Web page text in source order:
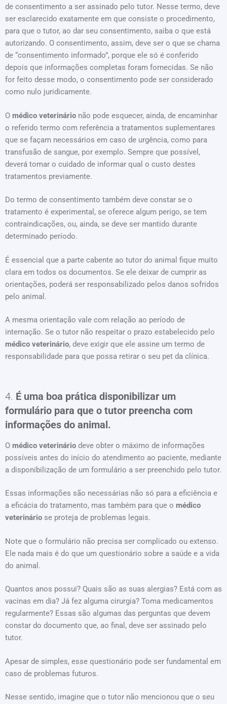
de consentimento a ser assinado pelo tutor. Nesse termo, deve
ser esclarecido exatamente em que consiste o procedimento,
para que o tutor, ao dar seu consentimento, saiba o que está
autorizando. O consentimento, assim, deve ser o que se chama
de “consentimento informado”, porque ele só é conferido
depois que informações completas foram fornecidas. Se não
for feito desse modo, o consentimento pode ser considerado
como nulo juridicamente.
O médico veterinário não pode esquecer, ainda, de encaminhar
o referido termo com referência a tratamentos suplementares
que se façam necessários em caso de urgência, como para
transfusão de sangue, por exemplo. Sempre que possível,
deverá tomar o cuidado de informar qual o custo destes
tratamentos previamente.
Do termo de consentimento também deve constar se o
tratamento é experimental, se oferece algum perigo, se tem
contraindicações, ou, ainda, se deve ser mantido durante
determinado período.
É essencial que a parte cabente ao tutor do animal fique muito
clara em todos os documentos. Se ele deixar de cumprir as
orientações, poderá ser responsabilizado pelos danos sofridos
pelo animal.
A mesma orientação vale com relação ao período de
internação. Se o tutor não respeitar o prazo estabelecido pelo
médico veterinário, deve exigir que ele assine um termo de
responsabilidade para que possa retirar o seu pet da clínica.
4. É uma boa prática disponibilizar um
formulário para que o tutor preencha com
informações do animal.
O médico veterinário deve obter o máximo de informações
possíveis antes do início do atendimento ao paciente, mediante
a disponibilização de um formulário a ser preenchido pelo tutor.
Essas informações são necessárias não só para a eficiência e
a eficácia do tratamento, mas também para que o médico
veterinário se proteja de problemas legais.
Note que o formulário não precisa ser complicado ou extenso.
Ele nada mais é do que um questionário sobre a saúde e a vida
do animal.
Quantos anos possui? Quais são as suas alergias? Está com as
vacinas em dia? Já fez alguma cirurgia? Toma medicamentos
regularmente? Essas são algumas das perguntas que devem
constar do documento que, ao final, deve ser assinado pelo
tutor.
Apesar de simples, esse questionário pode ser fundamental em
caso de problemas futuros.
Nesse sentido, imagine que o tutor não mencionou que o seu